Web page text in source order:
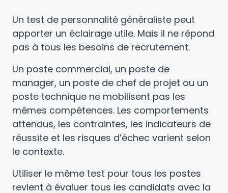
Un test de personnalité généraliste peut
apporter un éclairage utile. Mais il ne répond
pas à tous les besoins de recrutement.
Un poste commercial, un poste de
manager, un poste de chef de projet ou un
poste technique ne mobilisent pas les
mêmes compétences. Les comportements
attendus, les contraintes, les indicateurs de
réussite et les risques d’échec varient selon
le contexte.
Utiliser le même test pour tous les postes
revient à évaluer tous les candidats avec la